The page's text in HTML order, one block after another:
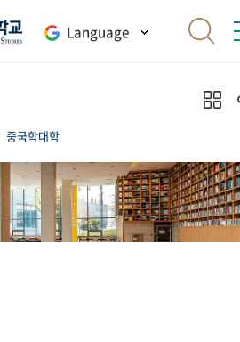
Language
중국학대학